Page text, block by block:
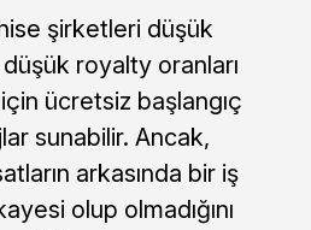
şirketleri düşük
royalty oranları
ücretsiz başlangıç
sunabilir. Ancak,
arkasında bir iş
olup olmadığını